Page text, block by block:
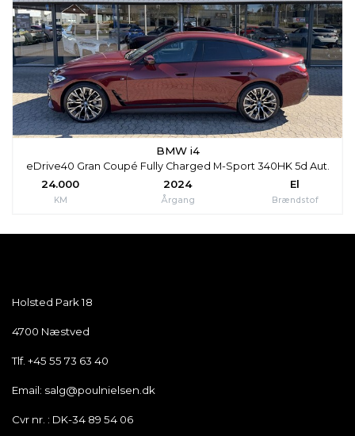
BMW i4
eDrive40 Gran Coupé Fully Charged M-Sport 340HK 5d Aut.
24.000
KM
2024
Årgang
El
Brændstof
Holsted Park 18
4700 Næstved
Tlf. +45 55 73 63 40
Email: salg@poulnielsen.dk
Cvr nr. : DK-34 89 54 06